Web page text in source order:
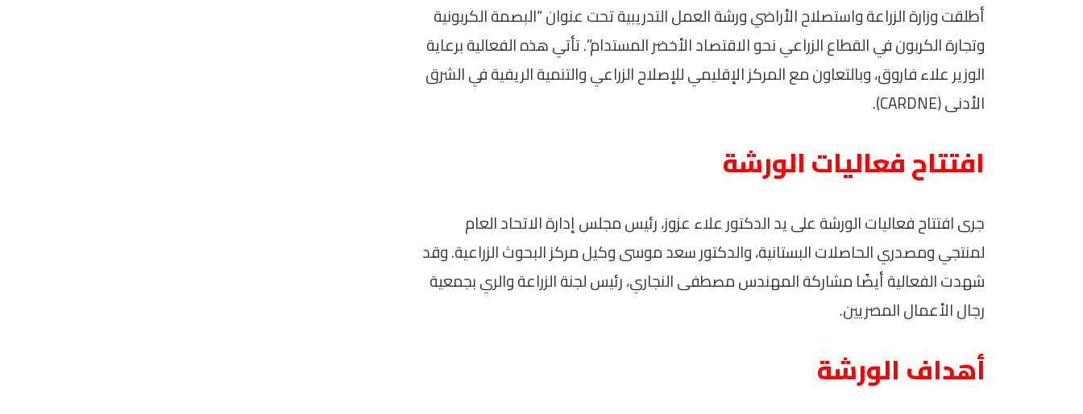
أطلقت وزارة الزراعة واستصلاح الأراضي ورشة العمل التدريبية تحت عنوان “البصمة الكربونية
وتجارة الكربون في القطاع الزراعي نحو الاقتصاد الأخضر المستدام”. تأتي هذه الفعالية برعاية
الوزير علاء فاروق، وبالتعاون مع المركز الإقليمي للإصلاح الزراعي والتنمية الريفية في الشرق
الأدنى (CARDNE).
افتتاح فعاليات الورشة
جرى افتتاح فعاليات الورشة على يد الدكتور علاء عزوز، رئيس مجلس إدارة الاتحاد العام
لمنتجي ومصدري الحاصلات البستانية، والدكتور سعد موسى وكيل مركز البحوث الزراعية. وقد
شهدت الفعالية أيضًا مشاركة المهندس مصطفى النجاري، رئيس لجنة الزراعة والري بجمعية
رجال الأعمال المصريين.
أهداف الورشة